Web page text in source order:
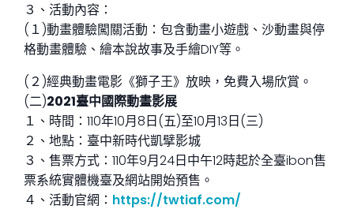
３、活動內容：
(１)動畫體驗闖關活動：包含動畫小遊戲、沙動畫與停
格動畫體驗、繪本說故事及手繪DIY等。
(２)經典動畫電影《獅子王》放映，免費入場欣賞。
(二)2021臺中國際動畫影展
１、時間：110年10月8日(五)至10月13日(三)
２、地點：臺中新時代凱擘影城
３、售票方式：110年9月24日中午12時起於全臺ibon售
票系統實體機臺及網站開始預售。
４、活動官網： https://twtiaf.com/